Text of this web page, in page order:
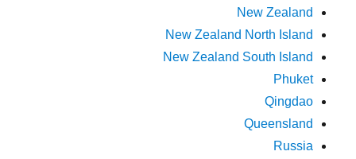
New Zealand
New Zealand North Island
New Zealand South Island
Phuket
Qingdao
Queensland
Russia